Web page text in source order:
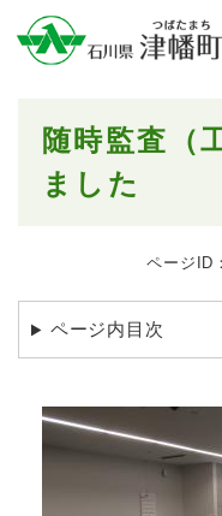
メニ
随時監査（
ました
ページID
ページ内目次